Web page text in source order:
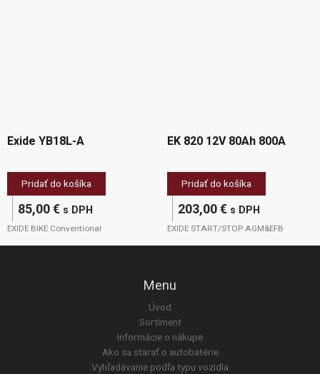
Exide YB18L-A
Pridať do košíka
85,00€ s DPH
EXIDE BIKE Conventional
EK 820 12V 80Ah 800A
Pridať do košíka
203,00€ s DPH
EXIDE START/STOP AGM&EFB
Menu
Úvod
Sortiment
Informácie o nákupe
Ako sa starať o autobatérie
Vyhľadávanie podľa typu vozidla